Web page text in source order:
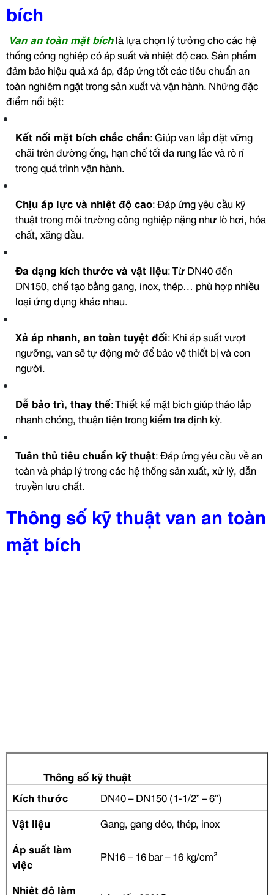
bích
Van an toàn mặt bíchlà lựa chọn lý tưởng cho các hệ
thống công nghiệp có áp suất và nhiệt độ cao. Sản phẩm
đảm bảo hiệu quả xả áp, đáp ứng tốt các tiêu chuẩn an
toàn nghiêm ngặt trong sản xuất và vận hành. Những đặc
điểm nổi bật:
Kết nối mặt bích chắc chắn: Giúp van lắp đặt vững
chãi trên đường ống, hạn chế tối đa rung lắc và rò rỉ
trong quá trình vận hành.
Chịu áp lực và nhiệt độ cao: Đáp ứng yêu cầu kỹ
thuật trong môi trường công nghiệp nặng như lò hơi, hóa
chất, xăng dầu.
Đa dạng kích thước và vật liệu: Từ DN40 đến
DN150, chế tạo bằng gang, inox, thép… phù hợp nhiều
loại ứng dụng khác nhau.
Xả áp nhanh, an toàn tuyệt đối: Khi áp suất vượt
ngưỡng, van sẽ tự động mở để bảo vệ thiết bị và con
người.
Dễ bảo trì, thay thế: Thiết kế mặt bích giúp tháo lắp
nhanh chóng, thuận tiện trong kiểm tra định kỳ.
Tuân thủ tiêu chuẩn kỹ thuật: Đáp ứng yêu cầu về an
toàn và pháp lý trong các hệ thống sản xuất, xử lý, dẫn
truyền lưu chất.
Thông số kỹ thuật van an toàn
mặt bích
Thông số kỹ thuật
Kích thước
DN40 – DN150 (1-1/2” – 6”)
Vật liệu
Gang, gang dẻo, thép, inox
Áp suất làm
việc
PN16 – 16 bar – 16 kg/cm²
Nhiệt độ làm